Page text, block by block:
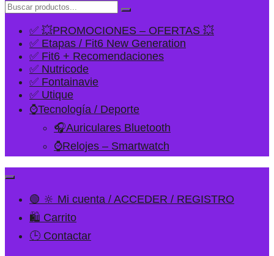
✅ 💥PROMOCIONES – OFERTAS 💥
✅ Etapas / Fit6 New Generation
✅ Fit6 + Recomendaciones
✅ Nutricode
✅ Fontainavie
✅ Utique
⌚Tecnología / Deporte
🎧Auriculares Bluetooth
⌚Relojes – Smartwatch
🟢 🔆 Mi cuenta / ACCEDER / REGISTRO
🛍️ Carrito
🕒 Contactar